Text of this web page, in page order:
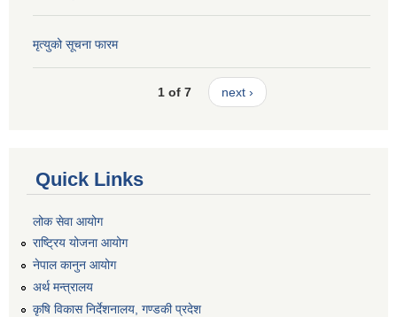
मृत्युको सूचना फारम
1 of 7 next ›
Quick Links
लोक सेवा आयोग
राष्ट्रिय योजना आयोग
नेपाल कानुन आयोग
अर्थ मन्त्रालय
कृषि विकास निर्देशनालय, गण्डकी प्रदेश